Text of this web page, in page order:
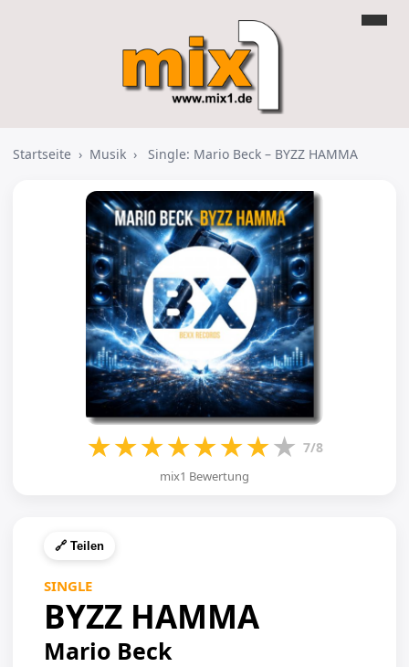
Startseite › Musik › Single: Mario Beck – BYZZ HAMMA
★★★★★★★★ 7/8
mix1 Bewertung
🔗 Teilen
SINGLE
BYZZ HAMMA
Mario Beck